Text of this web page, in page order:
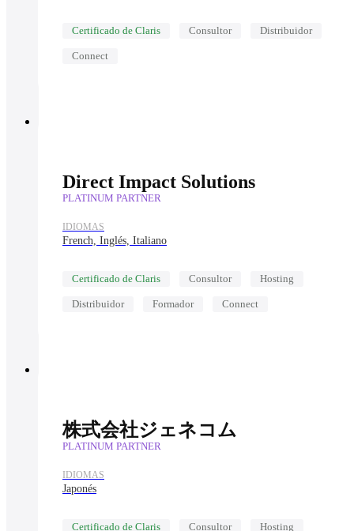
Certificado de Claris Consultor Distribuidor
Connect
Direct Impact Solutions
PLATINUM PARTNER
IDIOMAS
French, Inglés, Italiano
Certificado de Claris Consultor Hosting
Distribuidor Formador Connect
株式会社ジェネコム
PLATINUM PARTNER
IDIOMAS
Japonés
Certificado de Claris Consultor Hosting